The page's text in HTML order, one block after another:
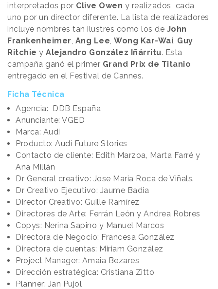
interpretados por Clive Owen y realizados cada
uno por un director diferente. La lista de realizadores
incluye nombres tan ilustres como los de John
Frankenheimer, Ang Lee, Wong Kar-Wai, Guy
Ritchie y Alejandro González Iñárritu. Esta
campaña ganó el primer Grand Prix de Titanio
entregado en el Festival de Cannes.
Ficha Técnica
Agencia: DDB España
Anunciante: VGED
Marca: Audi
Producto: Audi Future Stories
Contacto de cliente: Edith Marzoa, Marta Farré y
Ana Millán
Dr General creativo: Jose Maria Roca de Viñals.
Dr Creativo Ejecutivo: Jaume Badia
Director Creativo: Guille Ramírez
Directores de Arte: Ferrán León y Andrea Robres
Copys: Nerina Sapino y Manuel Marcos
Directora de Negocio: Francesa González
Directora de cuentas: Miriam González
Project Manager: Amaia Bezares
Dirección estratégica: Cristiana Zitto
Planner: Jan Pujol